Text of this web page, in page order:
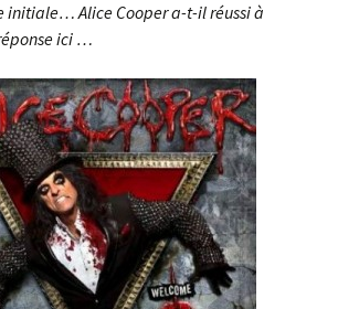
initiale… Alice Cooper a-t-il réussi à
ici …